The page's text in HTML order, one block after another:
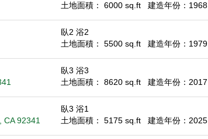
土地面積： 6000 sq.ft
建造年份：1968
臥2 浴2
土地面積： 5500 sq.ft
建造年份：1979
臥3 浴3
土地面積： 8620 sq.ft
建造年份：2017
92341
臥3 浴1
土地面積： 5175 sq.ft
建造年份：2025